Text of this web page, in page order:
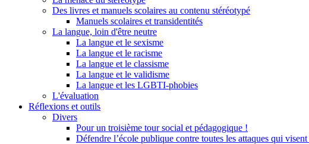
Des livres et manuels scolaires au contenu stéréotypé
Manuels scolaires et transidentités
La langue, loin d'être neutre
La langue et le sexisme
La langue et le racisme
La langue et le classisme
La langue et le validisme
La langue et les LGBTI-phobies
L'évaluation
Réflexions et outils
Divers
Pour un troisième tour social et pédagogique !
Défendre l’école publique contre toutes les attaques qui